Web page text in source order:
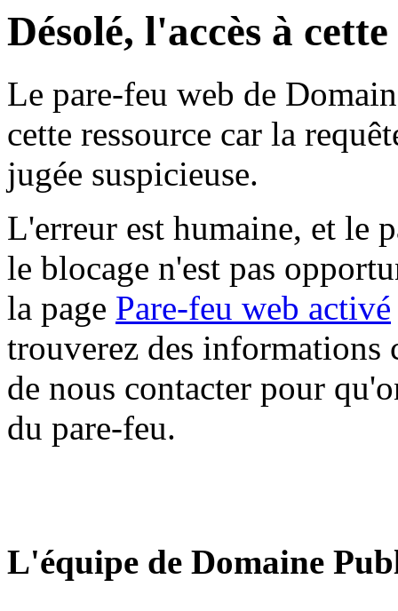
Désolé, l'accès à
Le pare-feu web de
cette ressource car la
jugée suspicieuse.
L'erreur est humaine, et le
le blocage n'est pas
la page Pare-feu web activé
trouverez des informations
de nous contacter pour
du pare-feu.
L'équipe de Domaine